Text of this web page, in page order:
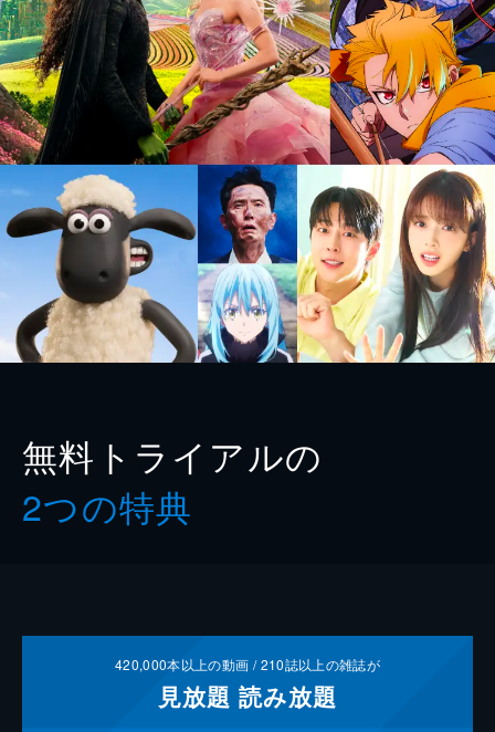
無料トライアルの
2つの特典
420,000本以上の動画 /210誌以上の雑誌が
見放題 読み放題